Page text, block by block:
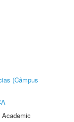
(Câmpus